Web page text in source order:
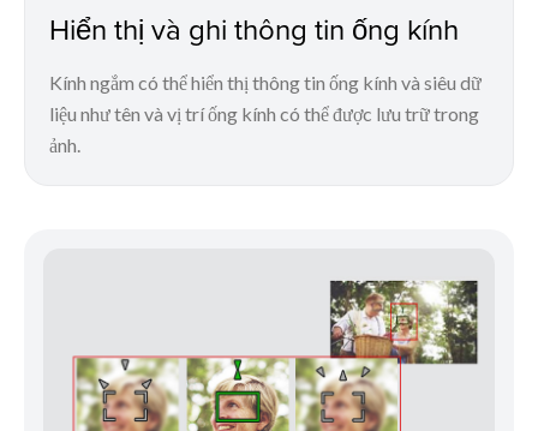
Hiển thị và ghi thông tin ống kính
Kính ngắm có thể hiển thị thông tin ống kính và siêu dữ
liệu như tên và vị trí ống kính có thể được lưu trữ trong
ảnh.